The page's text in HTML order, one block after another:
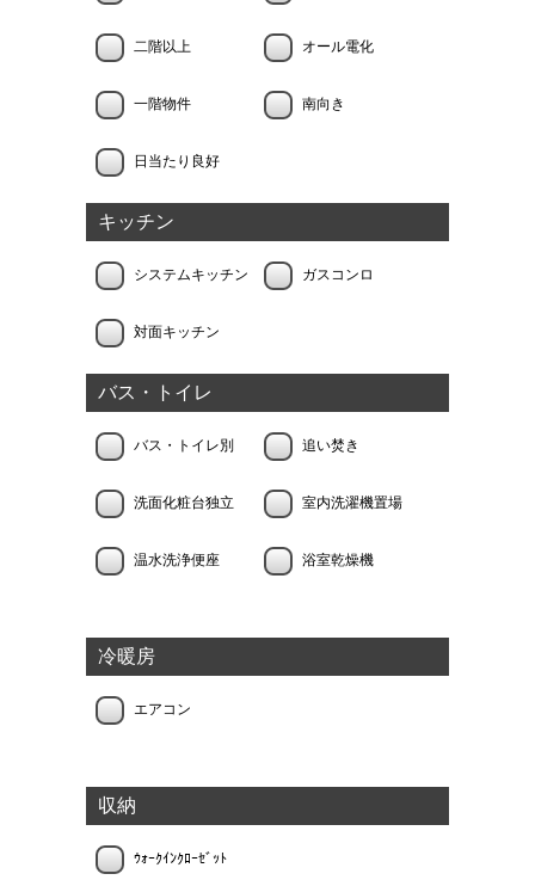
二階以上 オール電化
一階物件 南向き
日当たり良好
キッチン
システムキッチン ガスコンロ
対面キッチン
バス・トイレ
バス・トイレ別 追い焚き
洗面化粧台独立 室内洗濯機置場
温水洗浄便座 浴室乾燥機
冷暖房
エアコン
収納
ｳｫｰｸｲﾝｸﾛｰｾﾞｯﾄ